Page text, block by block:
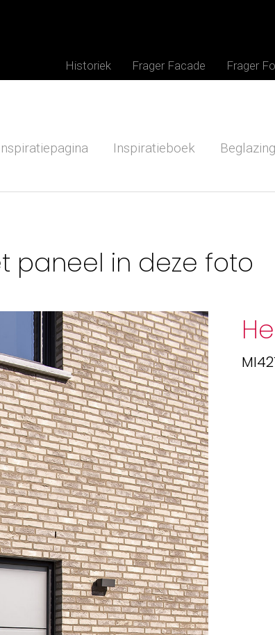
Historiek Frager Facade Frager
Inspiratieboek
paneel in deze foto